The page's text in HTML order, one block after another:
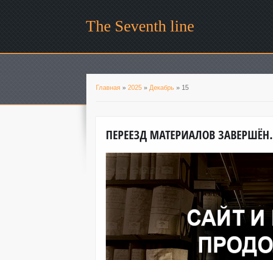
The Seventh line
Главная » 2025 » Декабрь » 15
ПЕРЕЕЗД МАТЕРИАЛОВ ЗАВЕРШЁН.